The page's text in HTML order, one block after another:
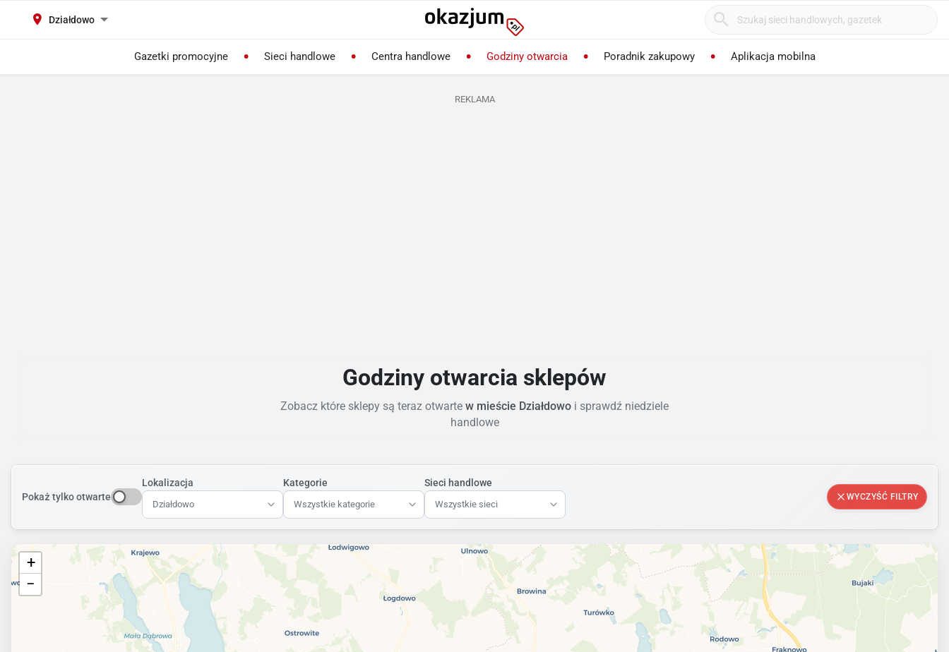
Działdowo
Gazetki promocyjne Sieci handlowe Centra handlowe Godziny otwarcia Poradnik zakupowy Aplikacja mobilna
REKLAMA
Godziny otwarcia sklepów
Zobacz które sklepy są teraz otwarte w mieście Działdowo i sprawdź niedziele
handlowe
Pokaż tylko otwarte
Lokalizacja
Działdowo
Kategorie
Wszystkie kategorie
Sieci handlowe
Wszystkie sieci
WYCZYŚĆ FILTRY
+
−